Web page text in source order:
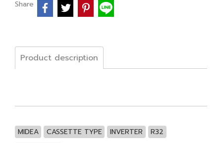
Share
Product description
MIDEA CASSETTE TYPE INVERTER
R32